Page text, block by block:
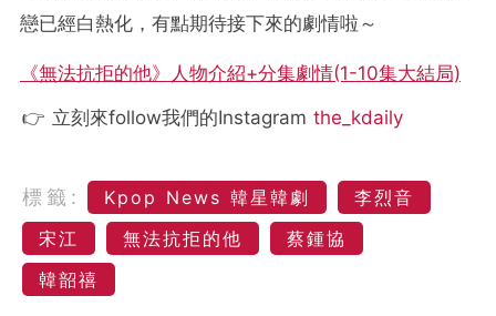
戀已經白熱化，有點期待接下來的劇情啦～
《無法抗拒的他》人物介紹+分集劇情(1-10集大結局)
👉 立刻來follow我們的Instagram the_kdaily
標籤: Kpop News 韓星韓劇
李烈音
宋江
無法抗拒的他
蔡鍾協
韓韶禧